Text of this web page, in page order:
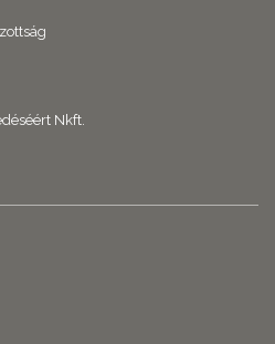
Nkft.